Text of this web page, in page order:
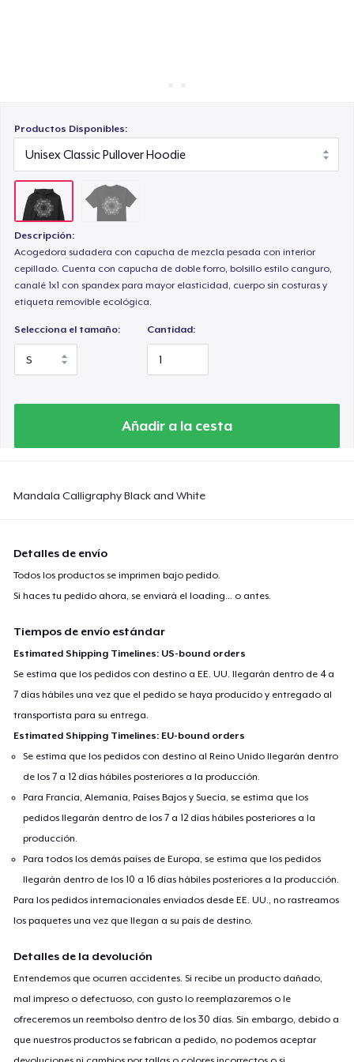
Productos Disponibles:
Descripción:
Acogedora sudadera con capucha de mezcla pesada con interior
cepillado. Cuenta con capucha de doble forro, bolsillo estilo canguro,
canalé 1x1 con spandex para mayor elasticidad, cuerpo sin costuras y
etiqueta removible ecológica.
Selecciona el tamaño: Cantidad:
Añadir a la cesta
Mandala Calligraphy Black and White
Detalles de envío
Todos los productos se imprimen bajo pedido.
Si haces tu pedido ahora, se enviará elloading... o antes.
Tiempos de envío estándar
Estimated Shipping Timelines: US-bound orders
Se estima que los pedidos con destino a EE. UU. llegarán dentro de 4 a
7 días hábiles una vez que el pedido se haya producido y entregado al
transportista para su entrega.
Estimated Shipping Timelines: EU-bound orders
Se estima que los pedidos con destino al Reino Unido llegarán dentro
de los 7 a 12 días hábiles posteriores a la producción.
Para Francia, Alemania, Países Bajos y Suecia, se estima que los
pedidos llegarán dentro de los 7 a 12 días hábiles posteriores a la
producción.
Para todos los demás países de Europa, se estima que los pedidos
llegarán dentro de los 10 a 16 días hábiles posteriores a la producción.
Para los pedidos internacionales enviados desde EE. UU., no rastreamos
los paquetes una vez que llegan a su país de destino.
Detalles de la devolución
Entendemos que ocurren accidentes. Si recibe un producto dañado,
mal impreso o defectuoso, con gusto lo reemplazaremos o le
ofreceremos un reembolso dentro de los 30 días. Sin embargo, debido a
que nuestros productos se fabrican a pedido, no podemos aceptar